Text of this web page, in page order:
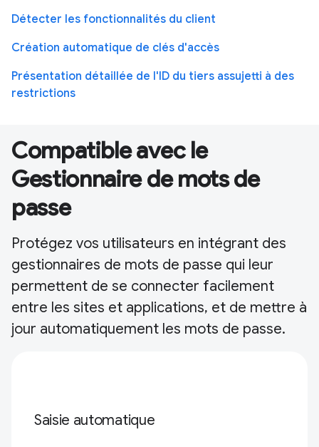
Détecter les fonctionnalités du client
Création automatique de clés d'accès
Présentation détaillée de l'ID du tiers assujetti à des
restrictions
Compatible avec le
Gestionnaire de mots de
passe
Protégez vos utilisateurs en intégrant des
gestionnaires de mots de passe qui leur
permettent de se connecter facilement
entre les sites et applications, et de mettre à
jour automatiquement les mots de passe.
Saisie automatique